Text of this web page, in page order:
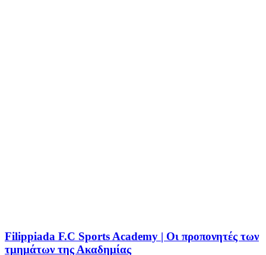
Filippiada F.C Sports Academy | Οι προπονητές των
τμημάτων της Ακαδημίας